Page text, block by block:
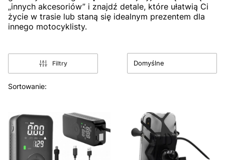
„innych akcesoriów” i znajdź detale, które ułatwią Ci
życie w trasie lub staną się idealnym prezentem dla
innego motocyklisty.
Filtry
Lista produktów
Sortowanie:
Domyślne